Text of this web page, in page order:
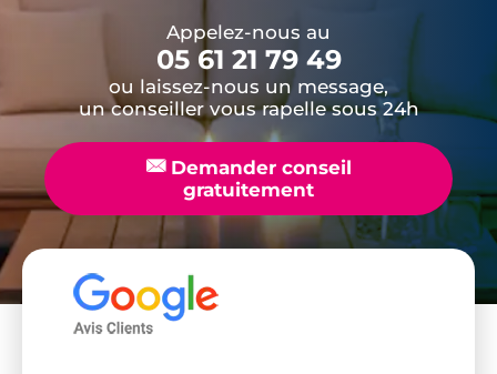
Appelez-nous au
05 61 21 79 49
ou laissez-nous un message,
un conseiller vous rapelle sous 24h
📧Demander conseil
gratuitement